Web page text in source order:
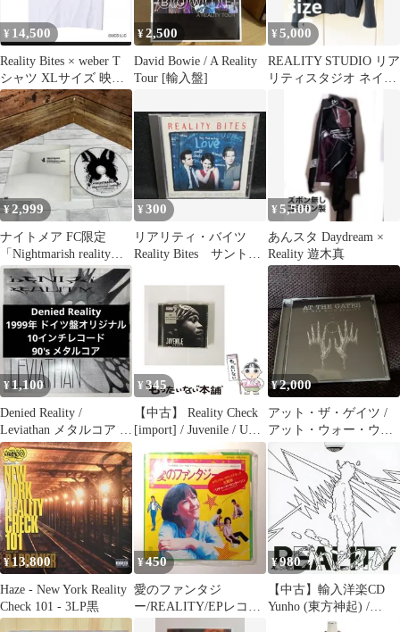
¥ 14,500
Reality Bites × weber T
シャツ XLサイズ 映画
movie
¥2,500
David Bowie / A Reality
Tour [輸入盤]
¥5,000
REALITY STUDIO リア
リティスタジオ ネイビ
ー ジャケット
¥2,999
ナイトメア FC限定
「Nightmarish reality」
仙台MACANA
¥300
リアリティ・バイツ
Reality Bites サントラ
¥5,500
あんスタ Daydream ×
Reality 遊木真
¥1,100
Denied Reality /
Leviathan メタルコア 10
インチ
¥ 345
【中古】 Reality Check
[import] / Juvenile / UTP
¥2,000
アット・ザ・ゲイツ /
アット・ウォー・ウィ
ズ・リアリティ
¥13,800
Haze - New York Reality
Check 101 - 3LP黒
¥450
愛のファンタジ
ー/REALITY/EPレコー
¥980
【中古】輸入洋楽CD
Yunho (東方神起) /
Reality Show： 3rd Mini